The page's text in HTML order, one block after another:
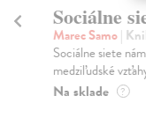
Sociálne
Marec Samo|
Sociálne siete
medziľudské
Na sklade ?